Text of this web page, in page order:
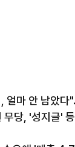
얼마 안 남았다
무당, '성지글'